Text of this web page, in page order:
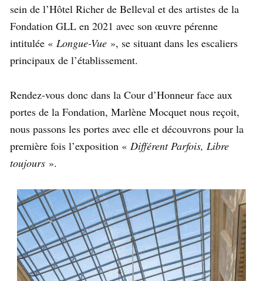
sein de l’Hôtel Richer de Belleval et des artistes de la
Fondation GLL en 2021 avec son œuvre pérenne
intitulée « Longue-Vue », se situant dans les escaliers
principaux de l’établissement.
Rendez-vous donc dans la Cour d’Honneur face aux
portes de la Fondation, Marlène Mocquet nous reçoit,
nous passons les portes avec elle et découvrons pour la
première fois l’exposition « Différent Parfois, Libre
toujours ».